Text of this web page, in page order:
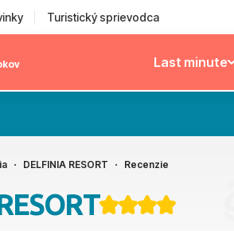
Turistický sprievodca
Last minute
DELFINIA RESORT Recenzie